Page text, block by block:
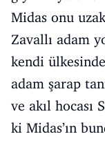
Midas onu
Zavallı adam
kendi
adam şarap
ve akıl hocası
ki Midas’ın